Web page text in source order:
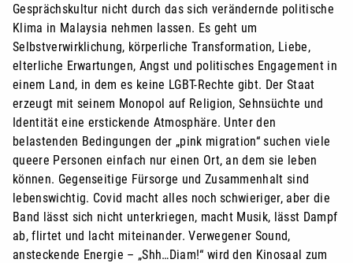
Gesprächskultur nicht durch das sich verändernde politische
Klima in Malaysia nehmen lassen. Es geht um
Selbstverwirklichung, körperliche Transformation, Liebe,
elterliche Erwartungen, Angst und politisches Engagement in
einem Land, in dem es keine LGBT-Rechte gibt. Der Staat
erzeugt mit seinem Monopol auf Religion, Sehnsüchte und
Identität eine erstickende Atmosphäre. Unter den
belastenden Bedingungen der „pink migration“ suchen viele
queere Personen einfach nur einen Ort, an dem sie leben
können. Gegenseitige Fürsorge und Zusammenhalt sind
lebenswichtig. Covid macht alles noch schwieriger, aber die
Band lässt sich nicht unterkriegen, macht Musik, lässt Dampf
ab, flirtet und lacht miteinander. Verwegener Sound,
ansteckende Energie – „Shh…Diam!“ wird den Kinosaal zum